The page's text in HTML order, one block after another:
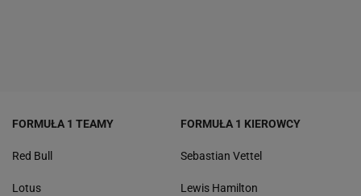
FORMUŁA 1 TEAMY
Red Bull
Lotus
FORMUŁA 1 KIEROWCY
Sebastian Vettel
Lewis Hamilton